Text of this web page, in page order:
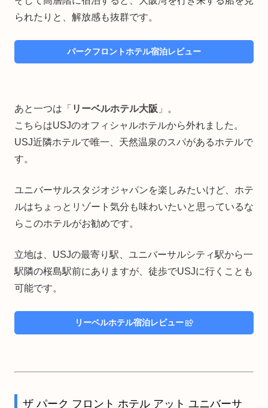
られたりと、解放感も抜群です。
パークフロントホテル宿泊レビュー
あと一つは「 リーベルホテル大阪 」。
こちらはUSJのオフィシャルホテルから外れました。
USJ近隣ホテルで唯一、天然温泉のスパがあるホテルで
す。
ユニバーサルスタジオジャパンを楽しみたいけど、ホテ
ルはちょっとリゾート気分も味わいたいと思っているな
らこのホテルがお勧めです。
立地は、USJの最寄り駅、ユニバーサルシティ駅から一
駅隣の桜島駅前にありますが、徒歩でUSJに行くことも
可能です。
リーベルホテル宿泊レビュー
ザ パーク フロント ホテル アット ユニバーサ